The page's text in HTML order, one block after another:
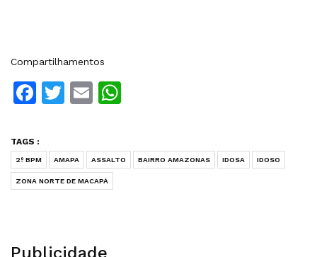
Compartilhamentos
Facebook
Twitter
Email
TAGS :
2º BPM AMAPA ASSALTO BAIRRO AMAZONAS IDOSA IDOSO
ZONA NORTE DE MACAPÁ
Publicidade